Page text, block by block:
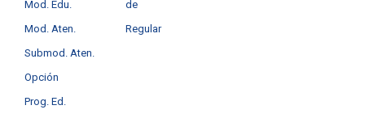
Mod. Edu.
de
Mod. Aten.
Regular
Submod. Aten.
Opción
Prog. Ed.